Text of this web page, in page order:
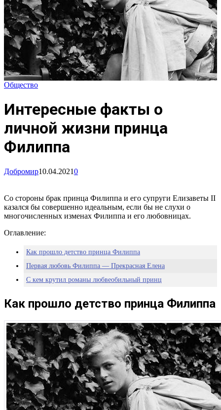
Общество
Интересные факты о
личной жизни принца
Филиппа
Добромир10.04.20210
Со стороны брак принца Филиппа и его супруги Елизаветы II
казался бы совершенно идеальным, если бы не слухи о
многочисленных изменах Филиппа и его любовницах.
Оглавление:
Как прошло детство принца Филиппа
Первая любовь Филиппа — Прекрасная Елена
С кем крутил романы любвеобильный принц
Как прошло детство принца Филиппа